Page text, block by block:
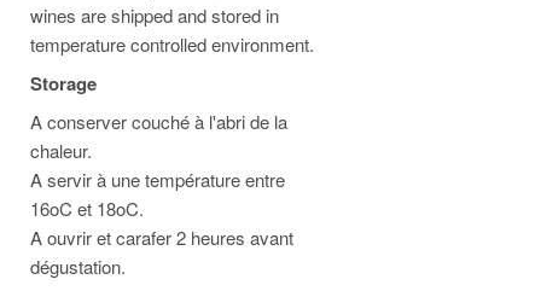
wines are shipped and stored in
temperature controlled environment.
Storage
A conserver couché à l'abri de la
chaleur.
A servir à une température entre
16oC et 18oC.
A ouvrir et carafer 2 heures avant
dégustation.